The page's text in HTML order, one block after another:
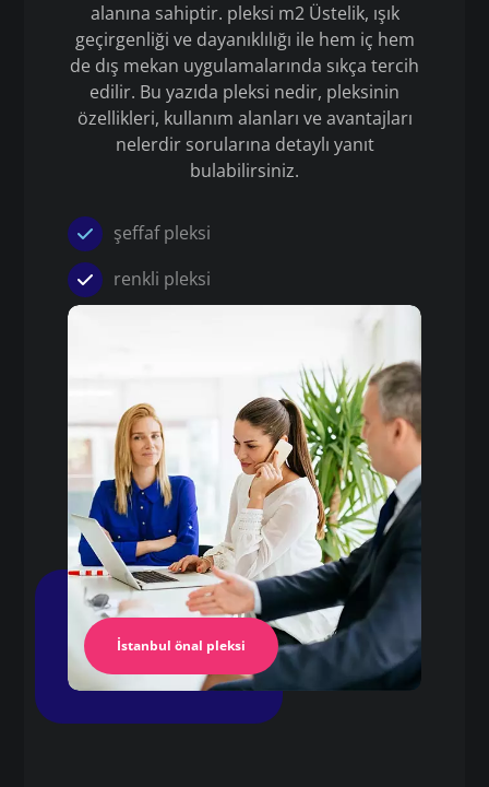
İstanbul önal pleksi
alanına sahiptir. pleksi m2 Üstelik, ışık
geçirgenliği ve dayanıklılığı ile hem iç hem
de dış mekan uygulamalarında sıkça tercih
edilir. Bu yazıda pleksi nedir, pleksinin
özellikleri, kullanım alanları ve avantajları
nelerdir sorularına detaylı yanıt
bulabilirsiniz.
şeffaf pleksi
renkli pleksi
Pleksi Masa
İstanbul Pleksi